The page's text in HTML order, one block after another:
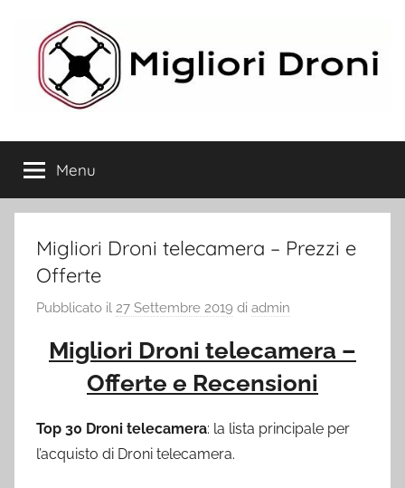
contenuto
Migliori
Droni
Menu
Migliori Droni telecamera – Prezzi e
Offerte
Pubblicato il 27 Settembre 2019 di admin
Migliori Droni telecamera –
Offerte e Recensioni
Top 30 Droni telecamera: la lista principale per
l’acquisto di Droni telecamera.